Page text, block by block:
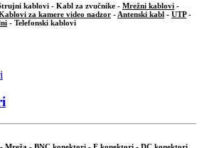
kablovi - Kabl za zvučnike - Mrežni kablovi -
za kamere video nadzor - Antenski kabl - UTP-
- Telefonski kablovi